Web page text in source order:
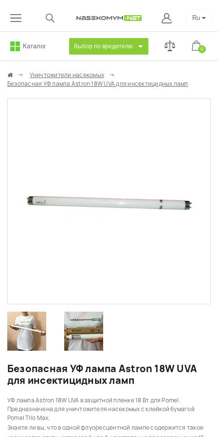
Каталог Выбор по вредителю 0
Ru
Уничтожители насекомых
Безопасная УФ лампа Astron 18W UVA для инсектицидных ламп
Безопасная УФ лампа Astron 18W UVA
для инсектицидных ламп
УФ лампа Astron 18W UVA в защитной пленке 18 Вт для Pomel.
Предназначена для уничтожителя насекомых с клейкой бумагой
Pomel Trio Max.
Знаете ли вы, что в одной флуоресцентной лампе содержится такое